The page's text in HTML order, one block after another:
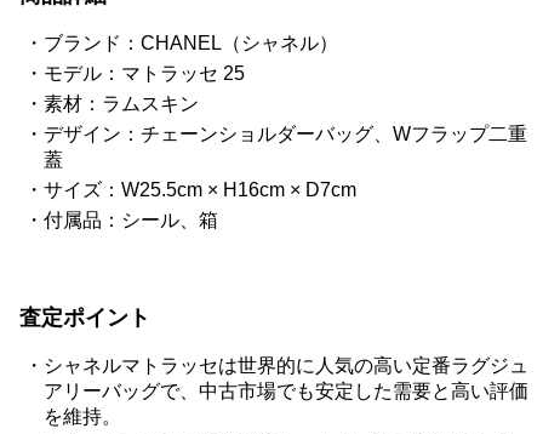
ブランド：CHANEL（シャネル）
モデル：マトラッセ 25
素材：ラムスキン
デザイン：チェーンショルダーバッグ、Wフラップ二重
蓋
サイズ：W25.5cm × H16cm × D7cm
付属品：シール、箱
査定ポイント
シャネルマトラッセは世界的に人気の高い定番ラグジュ
アリーバッグで、中古市場でも安定した需要と高い評価
を維持。